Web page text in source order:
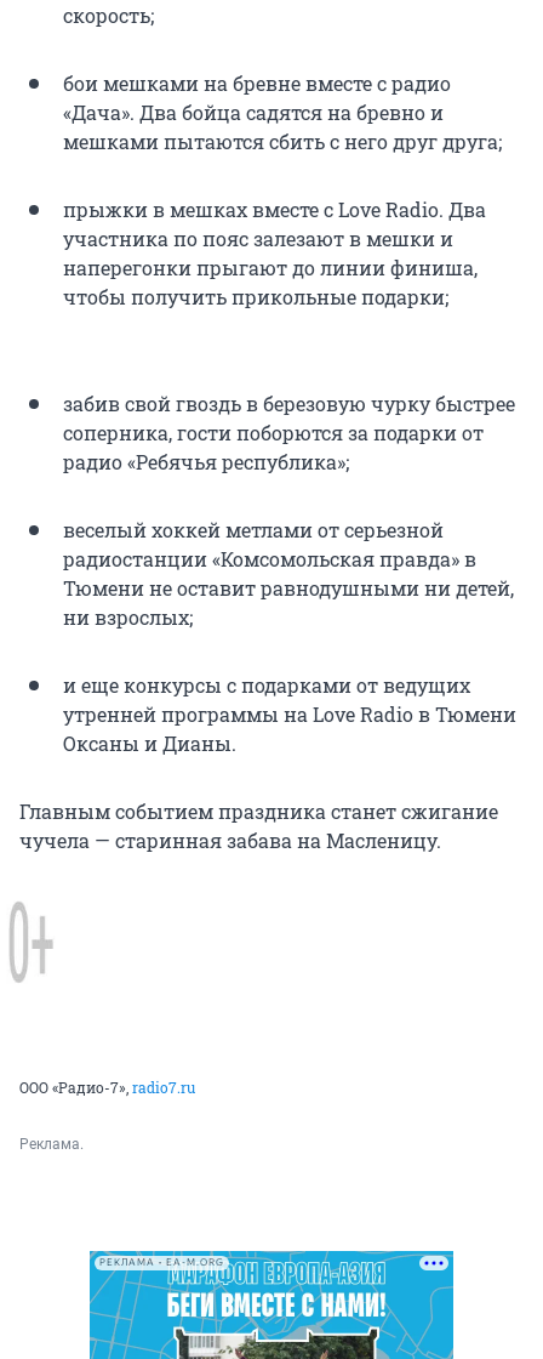
скорость;
бои мешками на бревне вместе с радио
«Дача». Два бойца садятся на бревно и
мешками пытаются сбить с него друг друга;
прыжки в мешках вместе с Love Radio. Два
участника по пояс залезают в мешки и
наперегонки прыгают до линии финиша,
чтобы получить прикольные подарки;
забив свой гвоздь в березовую чурку быстрее
соперника, гости поборются за подарки от
радио «Ребячья республика»;
веселый хоккей метлами от серьезной
радиостанции «Комсомольская правда» в
Тюмени не оставит равнодушными ни детей,
ни взрослых;
и еще конкурсы с подарками от ведущих
утренней программы на Love Radio в Тюмени
Оксаны и Дианы.
Главным событием праздника станет сжигание
чучела — старинная забава на Масленицу.
ООО «Радио-7», radio7.ru
Реклама.
РЕКЛАМА • EA-M.ORG